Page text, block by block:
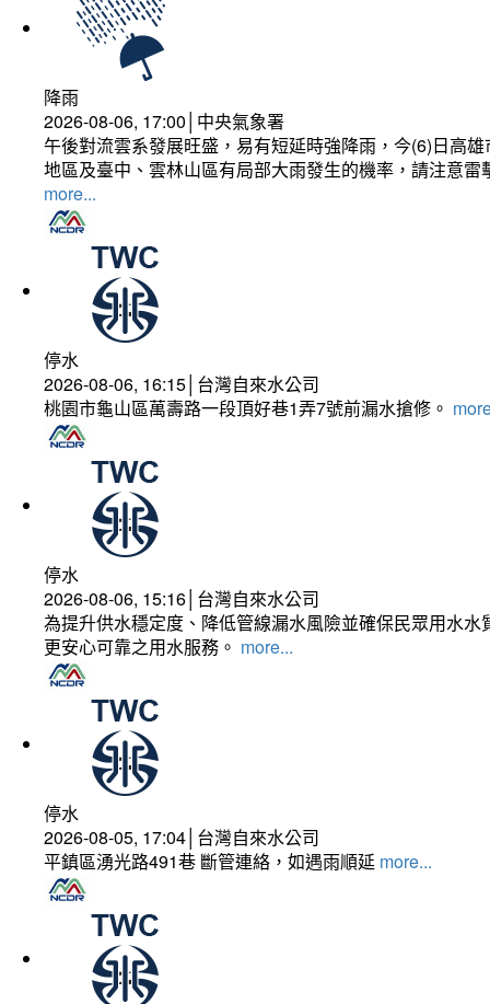
降雨
2026-08-06, 17:00│中央氣象署
午後對流雲系發展旺盛，易有短延時強降雨，今(6)日高
地區及臺中、雲林山區有局部大雨發生的機率，請注意
more...
停水
2026-08-06, 16:15│台灣自來水公司
桃園市龜山區萬壽路一段頂好巷1弄7號前漏水搶修。
停水
2026-08-06, 15:16│台灣自來水公司
為提升供水穩定度、降低管線漏水風險並確保民眾用水
更安心可靠之用水服務。 more...
停水
2026-08-05, 17:04│台灣自來水公司
平鎮區湧光路491巷 斷管連絡，如遇雨順延 more...